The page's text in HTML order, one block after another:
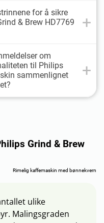
for å sikre
& Brew HD7769
om
til Philips
sammenlignet
Grind & Brew
Rimelig kaffemaskin med bønnekvern
ulike
Malingsgraden